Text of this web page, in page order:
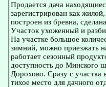
Продается дача
зарегистрирован как
построен из бревна,
Участок ухоженный и
На участке большое
зимний, можно приезжать
работает сезонный
доступность до Минского
Дорохово. Сразу с участка
тихое место для дачного